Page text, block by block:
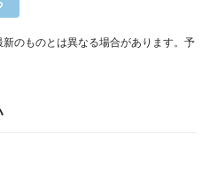
のものとは異なる場合があります。予